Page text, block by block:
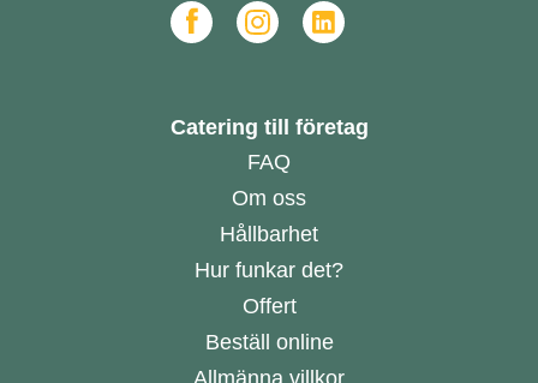
Catering till företag
FAQ
Om oss
Hållbarhet
Hur funkar det?
Offert
Beställ online
Allmänna villkor